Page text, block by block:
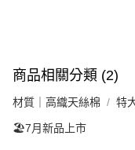
商品相關分類 (2)
材質｜高織天絲棉 特
🏖️7月新品上市